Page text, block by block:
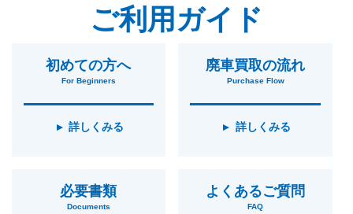
ご利用ガイド
初めての方へ
For Beginners
詳しくみる
廃車買取の流れ
Purchase Flow
詳しくみる
必要書類
Documents
よくあるご質問
FAQ